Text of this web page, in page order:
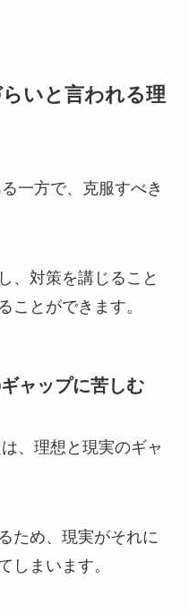
いと言われる理
一方で、克服すべき
、対策を講じること
ことができます。
ャップに苦しむ
、理想と現実のギャ
ため、現実がそれに
しまいます。